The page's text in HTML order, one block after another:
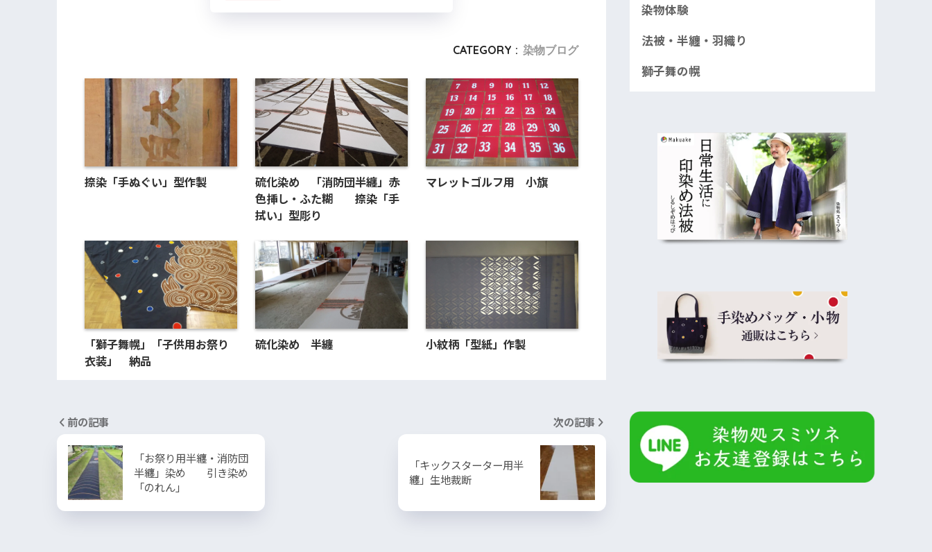
CATEGORY : 染物ブログ
捺染「手ぬぐい」型作製
硫化染め 「消防団半纏」赤
色挿し・ふた糊 捺染「手
拭い」型彫り
マレットゴルフ用 小旗
「獅子舞幌」「子供用お祭り
衣装」 納品
硫化染め 半纏 小紋柄「型紙」作製
前の記事
「お祭り用半纏・消防団
半纏」染め 引き染め
「のれん」
次の記事
「キックスターター用半
纏」生地裁断
染物体験
法被・半纏・羽織り
獅子舞の幌